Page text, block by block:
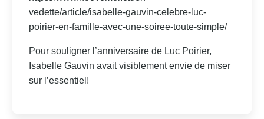
vedette/article/isabelle-gauvin-celebre-luc-
poirier-en-famille-avec-une-soiree-toute-simple/
Pour souligner l’anniversaire de Luc Poirier,
Isabelle Gauvin avait visiblement envie de miser
sur l’essentiel!